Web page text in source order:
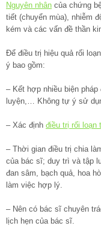
Nguyên nhân của chứng
tiết (chuyển mùa), nhiễm
kém và các vấn đề thần
Để điều trị hiệu quả rối
ý bao gồm:
– Kết hợp nhiều biện
luyện,… Không tự ý sử
– Xác định điều trị rối loạn
– Thời gian điều trị chia
của bác sĩ; duy trì và tập
đan sâm, bạch quả, hoa
làm việc hợp lý.
– Nên có bác sĩ chuyên
lịch hẹn của bác sĩ.